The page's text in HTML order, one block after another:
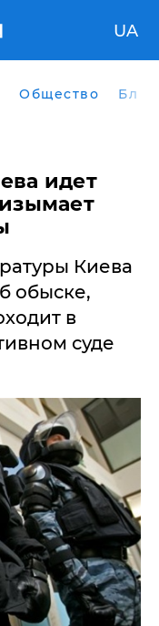
UA
Общество
идет
Киева
обыске,
в
суде